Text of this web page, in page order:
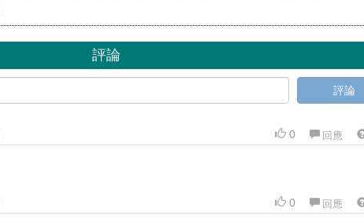
評論
評論
0 回應
0 回應